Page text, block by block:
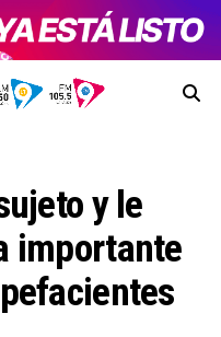
y le
importante